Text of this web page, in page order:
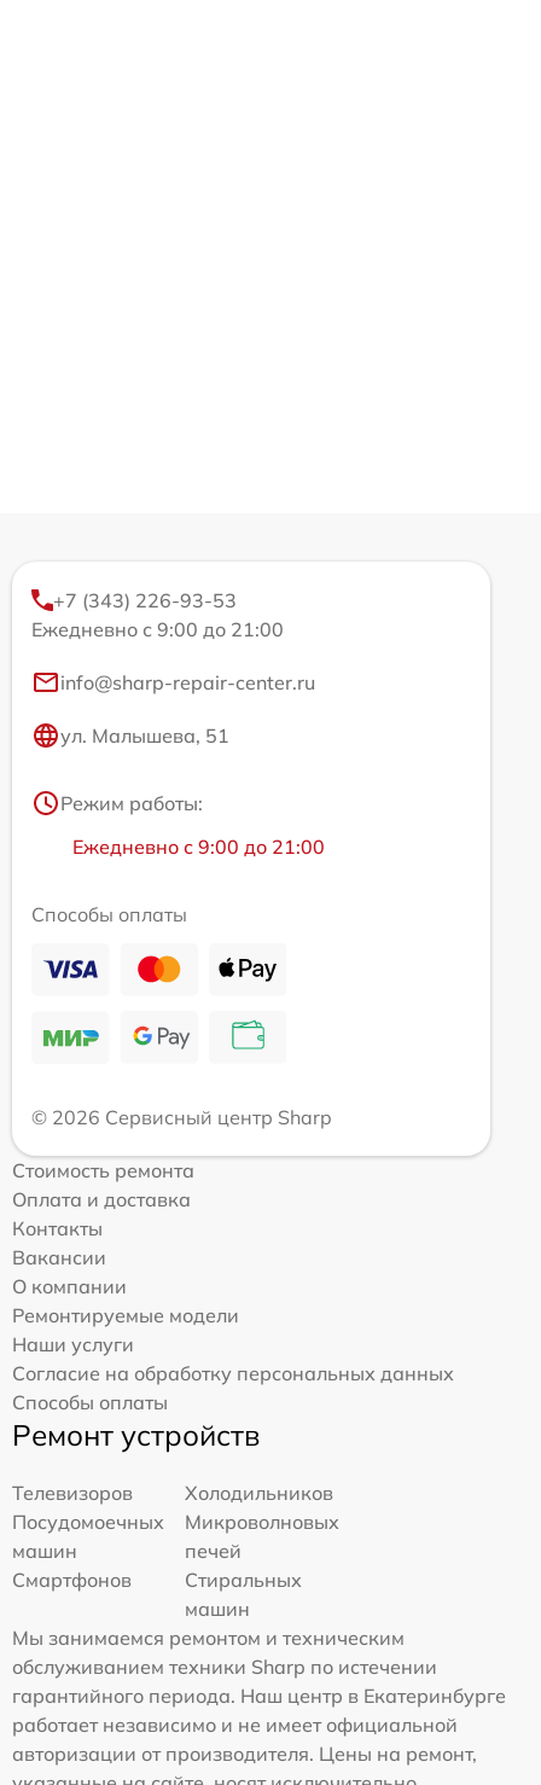
+7 (343) 226-93-53
Ежедневно с 9:00 до 21:00
info@sharp-repair-center.ru
ул. Малышева, 51
Режим работы:
Ежедневно с 9:00 до 21:00
Способы оплаты
© 2026 Сервисный центр Sharp
Стоимость ремонта
Оплата и доставка
Контакты
Вакансии
О компании
Ремонтируемые модели
Наши услуги
Согласие на обработку персональных данных
Способы оплаты
Ремонт устройств
Телевизоров
Холодильников
Посудомоечных
машин
Микроволновых
печей
Смартфонов
Стиральных
машин
Мы занимаемся ремонтом и техническим
обслуживанием техники Sharp по истечении
гарантийного периода. Наш центр в Екатеринбурге
работает независимо и не имеет официальной
авторизации от производителя. Цены на ремонт,